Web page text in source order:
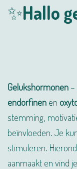
✨Hallo
Gelukshormonen
endorfinen en
stemming,
beïnvloeden. Je
stimuleren.
aanmaakt en vind